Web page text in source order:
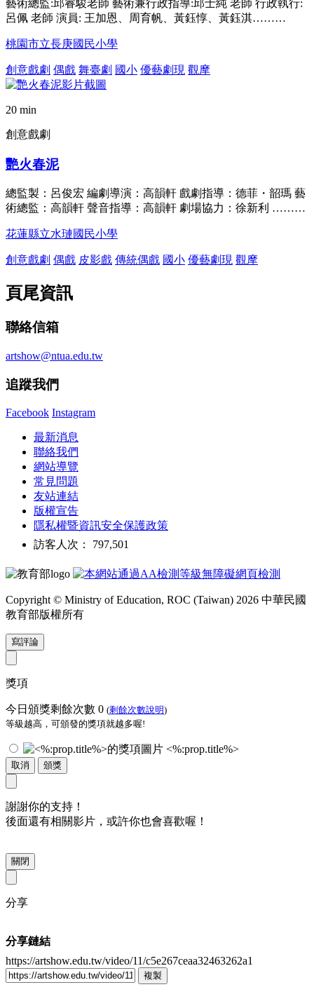
藝術總監:邱睿駿老師 藝術兼行政指導:邱士純 老師 行政執行:
呂佩 老師 演員: 王加恩、周育帆、黃鈺惇、黃鈺淇………
桃園市立長庚國民小學
創意戲劇 偶戲 舞臺劇 國小 優藝劇現 觀摩
20 min
創意戲劇
艷火春泥
總監製：呂俊宏 編劇導演：高韻軒 戲劇指導：德菲・韶瑪 藝
術總監：高韻軒 聲音指導：高韻軒 劇場協力：徐新利 ………
花蓮縣立水璉國民小學
創意戲劇 偶戲 皮影戲 傳統偶戲 國小 優藝劇現 觀摩
頁尾資訊
聯絡信箱
artshow@ntua.edu.tw
追蹤我們
Facebook Instagram
最新消息
聯絡我們
網站導覽
常見問題
友站連結
版權宣告
隱私權暨資訊安全保護政策
訪客人次： 797,501
Copyright © Ministry of Education, ROC (Taiwan) 2026 中華民國
教育部版權所有
寫評論
獎項
今日頒獎剩餘次數 0 (剩餘次數說明)
等級越高，可頒發的獎項就越多喔!
<%:prop.title%>
取消 頒獎
謝謝你的支持！
後面還有相關影片，或許你也會喜歡喔！
關閉
分享
分享鏈結
https://artshow.edu.tw/video/11/c5e267ceaa32463262a1
複製